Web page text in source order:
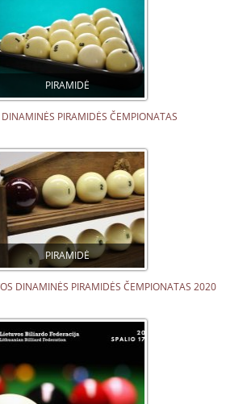
PIRAMIDĖ
DINAMINĖS PIRAMIDĖS ČEMPIONATAS
PIRAMIDĖ
DINAMINĖS PIRAMIDĖS ČEMPIONATAS 2020